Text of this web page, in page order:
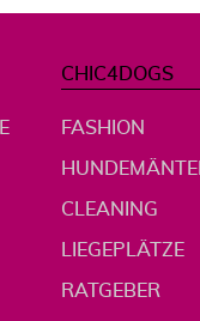
CHIC4DOGS
FASHION
HUNDEMÄNTEL
CLEANING
LIEGEPLÄTZE
RATGEBER